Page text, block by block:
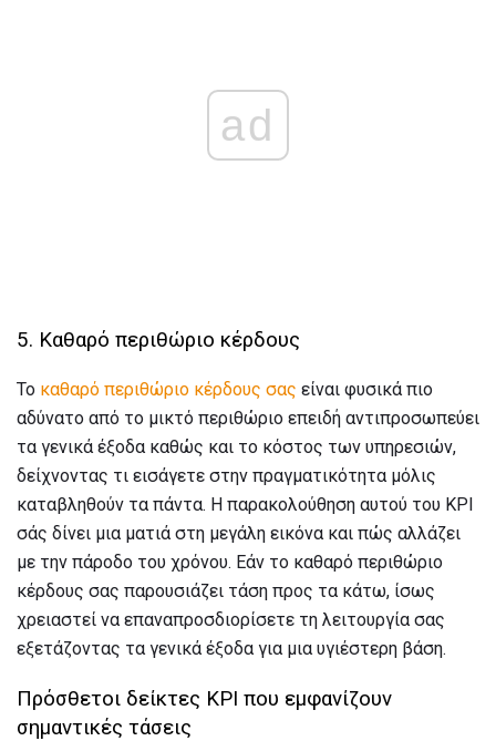
ad
5. Καθαρό περιθώριο κέρδους
Το καθαρό περιθώριο κέρδους σας είναι φυσικά πιο
αδύνατο από το μικτό περιθώριο επειδή αντιπροσωπεύει
τα γενικά έξοδα καθώς και το κόστος των υπηρεσιών,
δείχνοντας τι εισάγετε στην πραγματικότητα μόλις
καταβληθούν τα πάντα. Η παρακολούθηση αυτού του KPI
σάς δίνει μια ματιά στη μεγάλη εικόνα και πώς αλλάζει
με την πάροδο του χρόνου. Εάν το καθαρό περιθώριο
κέρδους σας παρουσιάζει τάση προς τα κάτω, ίσως
χρειαστεί να επαναπροσδιορίσετε τη λειτουργία σας
εξετάζοντας τα γενικά έξοδα για μια υγιέστερη βάση.
Πρόσθετοι δείκτες KPI που εμφανίζουν
σημαντικές τάσεις